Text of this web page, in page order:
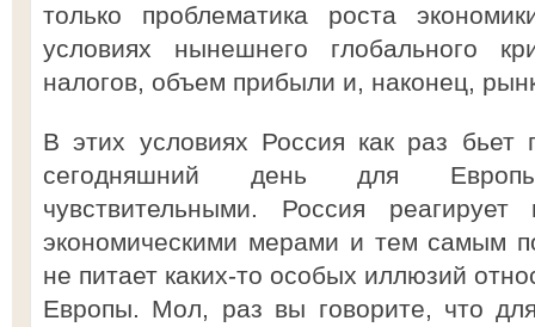
только проблематика роста
условиях нынешнего глобального
налогов, объем прибыли и, наконец,
В этих условиях Россия как раз
сегодняшний день для
чувствительными. Россия
экономическими мерами и тем самым
не питает каких-то особых иллюзий
Европы. Мол, раз вы говорите, что